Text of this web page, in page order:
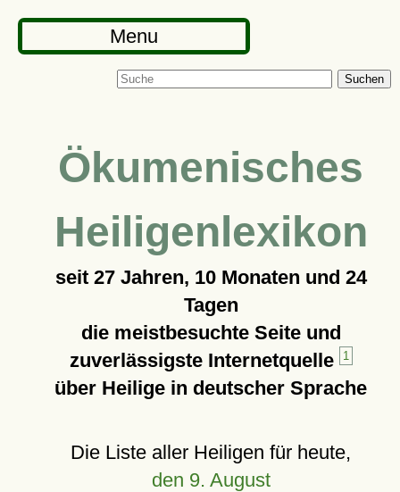
Menu
Suchen
Ökumenisches
Heiligenlexikon
seit 27 Jahren, 10 Monaten und 24
Tagen
die meistbesuchte Seite und
zuverlässigste Internetquelle
1
über Heilige in deutscher Sprache
Die Liste aller Heiligen für heute,
den 9. August